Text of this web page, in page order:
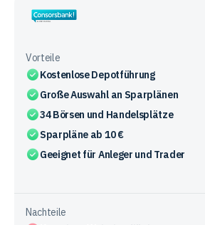
Vorteile
Kostenlose Depotführung
Große Auswahl an Sparplänen
34 Börsen und Handelsplätze
Sparpläne ab 10 €
Geeignet für Anleger und Trader
Nachteile